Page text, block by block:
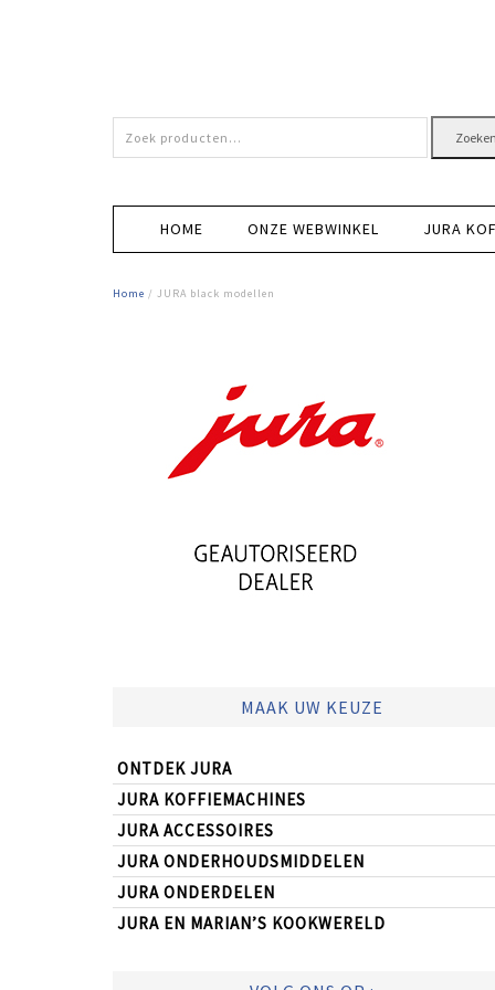
Zoeken
naar:
Zoeken
HOME ONZE WEBWINKEL JURA
Home / JURA black modellen
MAAK UW KEUZE
ONTDEK JURA
JURA KOFFIEMACHINES
JURA ACCESSOIRES
JURA ONDERHOUDSMIDDELEN
JURA ONDERDELEN
JURA EN MARIAN’S KOOKWERELD
Benieuwd wanneer onze messenslijper weer langskomt
Zoek je een lekker recept ?
Schrijf dan in voor onze Uitgekookt nieuwsbrief en